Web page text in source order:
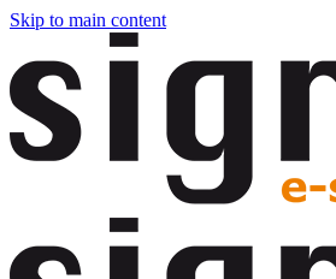
Skip to main content